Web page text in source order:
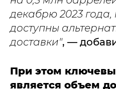
декабрю 2023 года,
доступны
доставки", —
При этом
является объем